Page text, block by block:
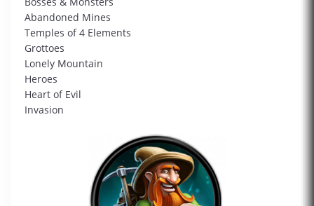
Abandoned Mines
Temples of 4 Elements
Grottoes
Lonely Mountain
Heroes
Heart of Evil
Invasion